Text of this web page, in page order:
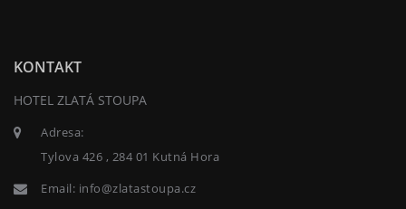
KONTAKT
HOTEL ZLATÁ STOUPA
Adresa:
Tylova 426 , 284 01 Kutná Hora
Email: info@zlatastoupa.cz